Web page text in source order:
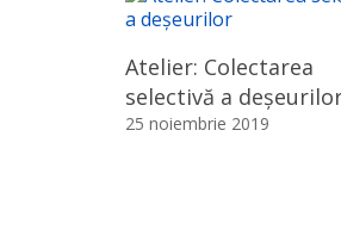
Atelier: Сolectarea
selectivă a
25 noiembrie 2019